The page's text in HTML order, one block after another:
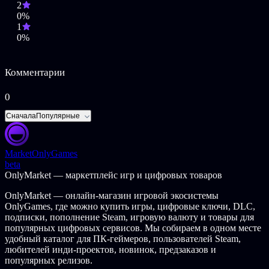
Да здравствуют яркие цвета! Присоединитесь к Цветной
Революции и сразитесь с коварным Товарищем Черным
и его дьявольской армией.
Освободите горожан из черно-белого мира, раскрашивая
режиме до 4-х игроков на одном экране, в одном из 8
небоскрёбы, мосты и кварталы в вашем собственном
стиле.
Особенности Steam-версии игры:
Улучшенное качество видеороликов.
Добавлена технология FXAA Anti Aliasing.
Добавлена возможность выбора разрешений и качества
графики.
Поддержка мыши и клавиатура, а также геймпадов
360/ps4.
Неофициальная поддержка контроллера Wiimote.
2
0%
1
0%
Комментарии
0
СначалаПопулярные
MarketOnlyGames
beta
OnlyMarket — маркетплейс игр и цифровых товаров
OnlyMarket — онлайн-магазин игровой экосистемы
OnlyGames, где можно купить игры, цифровые ключи, DLC,
подписки, пополнение Steam, игровую валюту и товары для
популярных цифровых сервисов. Мы собираем в одном месте
удобный каталог для ПК-геймеров, пользователей Steam,
любителей инди-проектов, новинок, предзаказов и
популярных релизов.